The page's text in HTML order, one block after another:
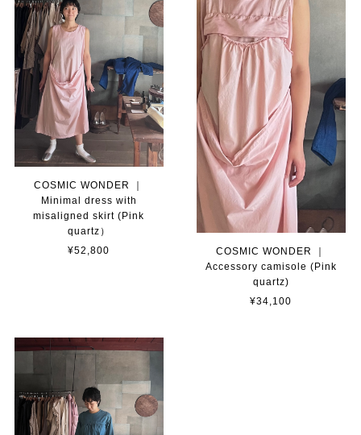
COSMIC WONDER ｜
Minimal dress with
misaligned skirt (Pink
quartz）
¥52,800
COSMIC WONDER ｜
Accessory camisole (Pink
quartz)
¥34,100